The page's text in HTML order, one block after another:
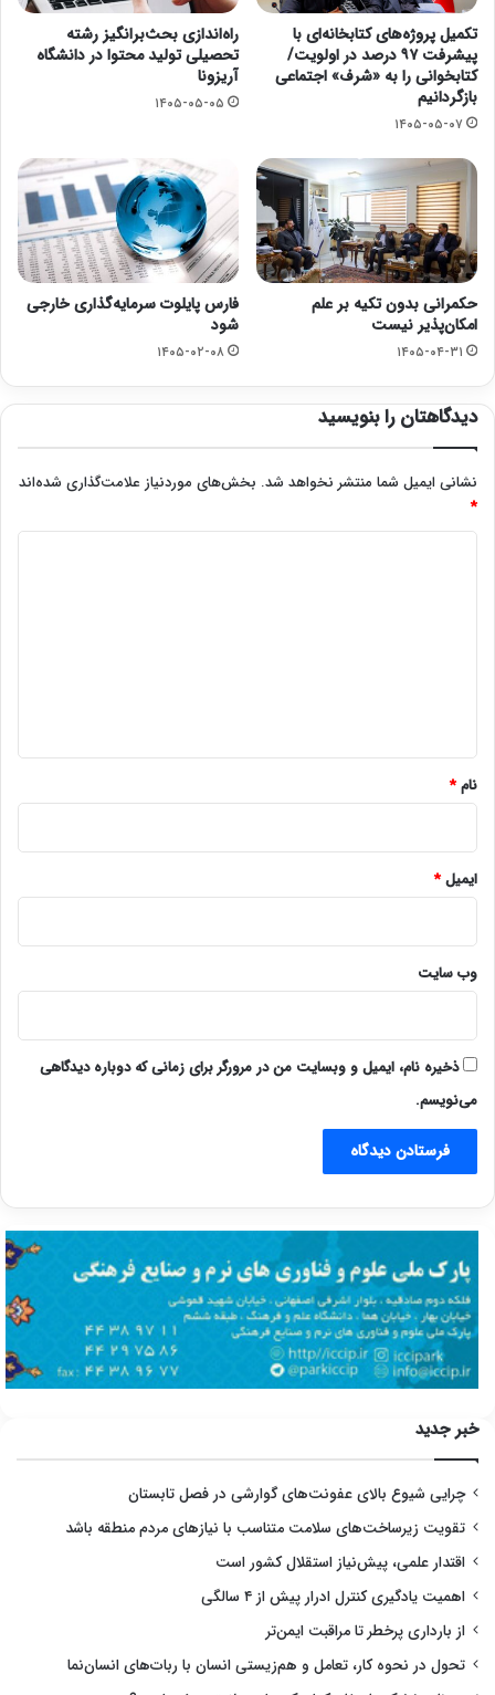
تکمیل پروژه‌های کتابخانه‌ای با
پیشرفت ۹۷ درصد در اولویت/
کتابخوانی را به «شرف» اجتماعی
بازگردانیم
۱۴۰۵-۰۵-۰۷
راه‌اندازی بحث‌برانگیز رشته
تحصیلی تولید محتوا در دانشگاه
آریزونا
۱۴۰۵-۰۵-۰۵
حکمرانی بدون تکیه بر علم
امکان‌پذیر نیست
۱۴۰۵-۰۴-۳۱
فارس پایلوت سرمایه‌گذاری خارجی
شود
۱۴۰۵-۰۲-۰۸
دیدگاهتان را بنویسید
نشانی ایمیل شما منتشر نخواهد شد. بخش‌های موردنیاز علامت‌گذاری شده‌اند
*
نام*
ایمیل*
وب‌ سایت
ذخیره نام، ایمیل و وبسایت من در مرورگر برای زمانی که دوباره دیدگاهی
می‌نویسم.
خبر جدید
چرایی شیوع بالای عفونت‌های گوارشی در فصل تابستان
تقویت زیرساخت‌های سلامت متناسب با نیازهای مردم منطقه باشد
اقتدار علمی، پیش‌نیاز استقلال کشور است
اهمیت یادگیری کنترل ادرار پیش از ۴ سالگی
از بارداری پرخطر تا مراقبت ایمن‌تر
تحول در نحوه کار، تعامل و هم‌زیستی انسان با ربات‌های انسان‌نما